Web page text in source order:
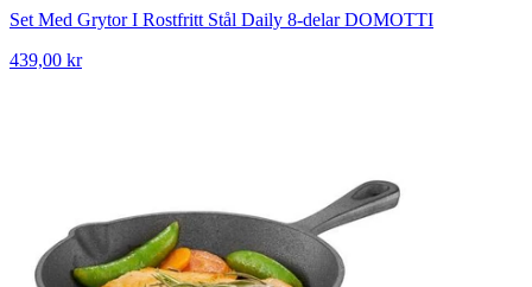
Set Med Grytor I Rostfritt Stål Daily 8-delar DOMOTTI
439,00 kr